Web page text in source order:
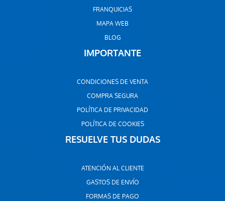
FRANQUICIAS
MAPA WEB
BLOG
IMPORTANTE
CONDICIONES DE VENTA
COMPRA SEGURA
POLÍTICA DE PRIVACIDAD
POLÍTICA DE COOKIES
RESUELVE TUS DUDAS
ATENCIÓN AL CLIENTE
GASTOS DE ENVÍO
FORMAS DE PAGO